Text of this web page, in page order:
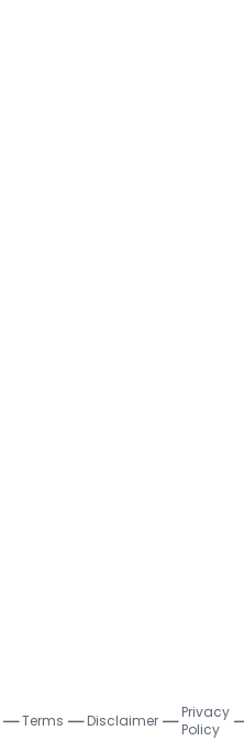
| Terms | Disclaimer | Privacy
Policy